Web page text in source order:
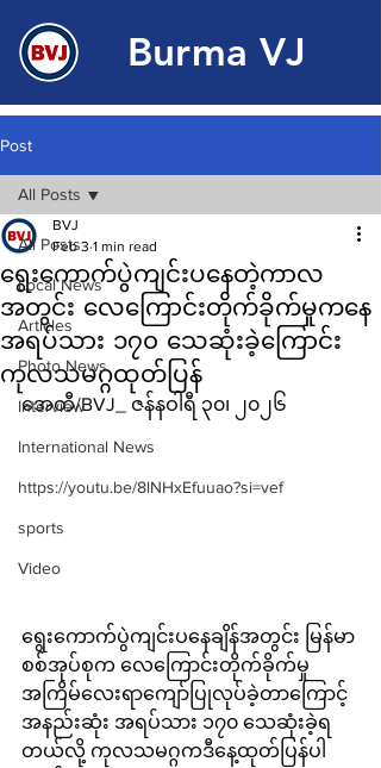
Burma VJ
Post
All Posts
Local News
Articles
Photo News
Interview
International News
https://youtu.be/8lNHxEfuuao?si=vef
sports
Video
All Posts
ရွေးကောက်ပွဲကျင်းပနေတဲ့ကာလ
အတွင်း လေကြောင်းတိုက်ခိုက်မှုကနေ
အရပ်သား ၁၇၀‌ သေဆုံးခဲ့ကြောင်း
ကုလသမဂ္ဂထုတ်ပြန်
BVJ
Feb 3 1 min read
အေတီ/BVJ_ ဇန်နဝါရီ ၃၀၊ ၂၀၂၆
ရွေးကောက်ပွဲကျင်းပနေချိန်အတွင်း မြန်မာ
စစ်အုပ်စုက လေကြောင်းတိုက်ခိုက်မှု
အကြိမ်လေးရာကျော်ပြုလုပ်ခဲ့တာကြောင့်
အနည်းဆုံး အရပ်သား ၁၇၀ သေဆုံးခဲ့ရ
တယ်လို့ ကုလသမဂ္ဂကဒီနေ့ထုတ်ပြန်ပါ